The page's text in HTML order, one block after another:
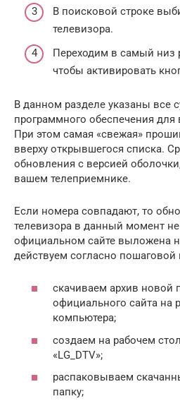
В поисковой строке
телевизора.
Переходим в самый низ
чтобы активировать
В данном разделе указаны все
программного обеспечения
При этом самая «свежая»
вверху открывшегося списка.
обновления с версией
вашем телеприемнике.
Если номера совпадают, то
телевизора в данный момент не
официальном сайте выложена
действуем согласно пошаговой
скачиваем архив новой
официального сайта на
компьютера;
создаем на рабочем
«LG_DTV»;
распаковываем
папку;